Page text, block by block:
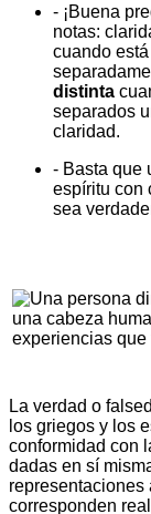
- ¡Buena
notas:
cuando
distinta
separados
claridad.
- Basta que
espíritu con
sea
La verdad o
los griegos y los
conformidad con
dadas en sí
representaciones
corresponden